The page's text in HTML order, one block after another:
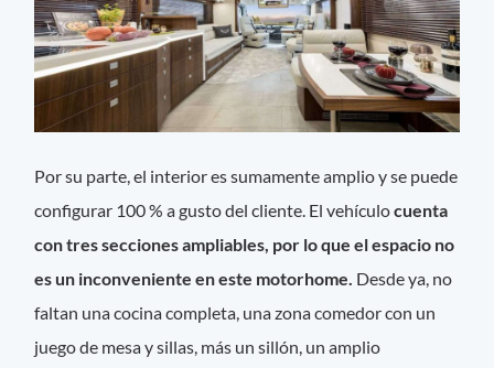
Por su parte, el interior es sumamente amplio y se puede
configurar 100 % a gusto del cliente. El vehículocuenta
con tres secciones ampliables, por lo que el espacio no
es un inconveniente en este motorhome. Desde ya, no
faltan una cocina completa, una zona comedor con un
juego de mesa y sillas, más un sillón, un amplio